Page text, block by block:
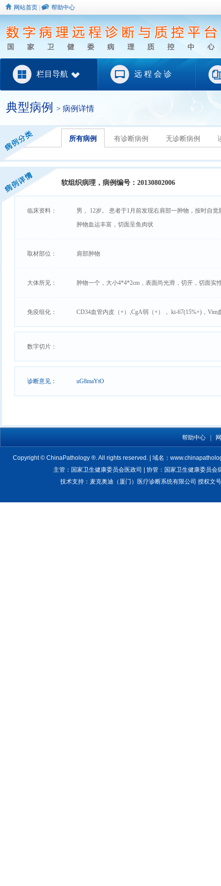
网站首页 帮助中心
栏目导航 远 程 会 诊
典型病例 > 病例详情
所有病例 有诊断病例 无诊断病例
软组织病理，病例编号：20130802006
临床资料：
男， 12岁。 患者于1月前发现右肩部一肿物，按时自
肿物血运丰富，切面呈鱼肉状
取材部位： 肩部肿物
大体所见： 肿物一个，大小4*4*2cm，表面尚光滑，切开，切面实
免疫组化： CD34血管内皮（+）,CgA弱（+）， ki-67(15%+)，
数字切片：
诊断意见： uG8maYtO
帮助中心
Copyright © ChinaPathology ®. All rights reserved. | 域名：
主管：国家卫生健康委员会医政司 | 协管：国家卫生健康委员
技术支持：麦克奥迪（厦门）医疗诊断系统有限公司 授